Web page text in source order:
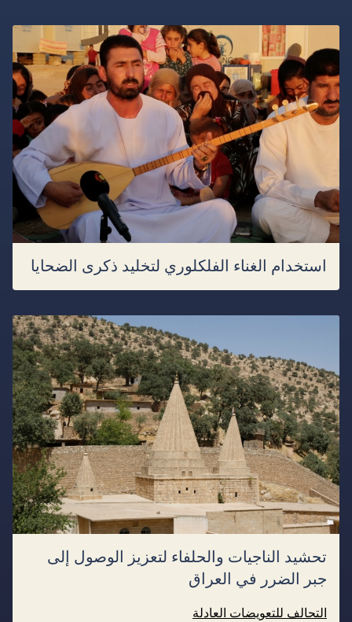
استخدام الغناء الفلكلوري لتخليد ذكرى الضحايا
تحشيد الناجيات والحلفاء لتعزيز الوصول إلى
جبر الضرر في العراق
التحالف للتعويضات العادلة